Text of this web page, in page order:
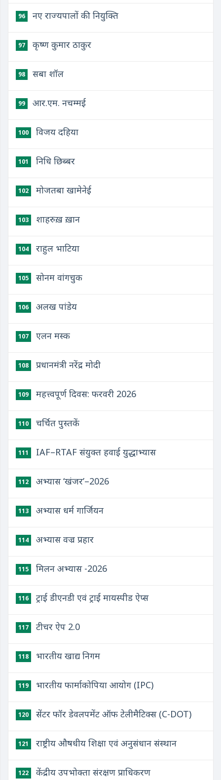
96 नए राज्यपालों की नियुक्ति
97 कृष्ण कुमार ठाकुर
98 सबा शॉल
99 आर.एम. नचम्मई
100 विजय दहिया
101 निधि छिब्बर
102 मोजतबा खामेनेई
103 शाहरुख़ ख़ान
104 राहुल भाटिया
105 सोनम वांगचुक
106 अलख पांडेय
107 एलन मस्क
108 प्रधानमंत्री नरेंद्र मोदी
109 महत्त्वपूर्ण दिवस: फरवरी 2026
110 चर्चित पुस्तकें
111 IAF–RTAF संयुक्त हवाई युद्धाभ्यास
112 अभ्यास ‘खंजर’–2026
113 अभ्यास धर्म गार्जियन
114 अभ्यास वज्र प्रहार
115 मिलन अभ्यास -2026
116 ट्राई डीएनडी एवं ट्राई मायस्पीड ऐप्स
117 टीचर ऐप 2.0
118 भारतीय खाद्य निगम
119 भारतीय फार्माकोपिया आयोग (IPC)
120 सेंटर फॉर डेवलपमेंट ऑफ टेलीमैटिक्स (C-DOT)
121 राष्ट्रीय औषधीय शिक्षा एवं अनुसंधान संस्थान
122 केंद्रीय उपभोक्ता संरक्षण प्राधिकरण